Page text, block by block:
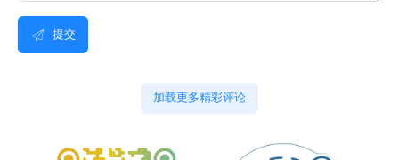
提交
加载更多精彩评论